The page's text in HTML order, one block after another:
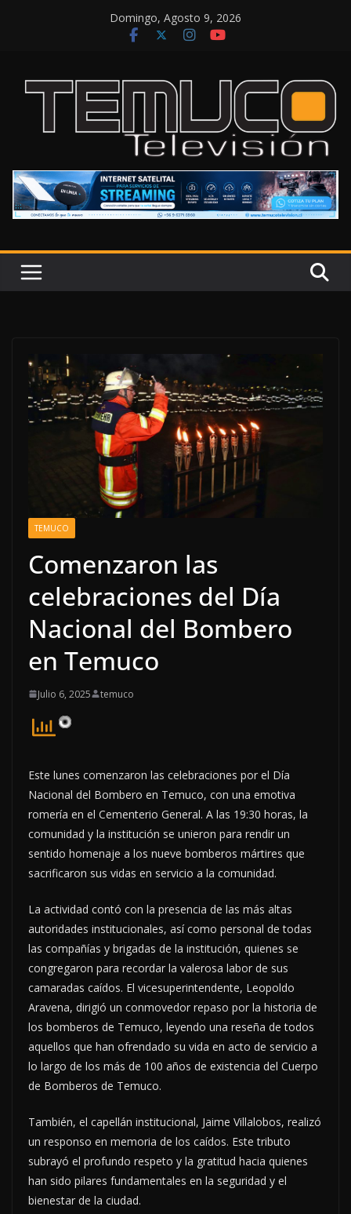
Domingo, Agosto 9, 2026
TEMUCO
Comenzaron las
celebraciones del Día
Nacional del Bombero
en Temuco
Julio 6, 2025 temuco
Este lunes comenzaron las celebraciones por el Día
Nacional del Bombero en Temuco, con una emotiva
romería en el Cementerio General. A las 19:30 horas, la
comunidad y la institución se unieron para rendir un
sentido homenaje a los nueve bomberos mártires que
sacrificaron sus vidas en servicio a la comunidad.
La actividad contó con la presencia de las más altas
autoridades institucionales, así como personal de todas
las compañías y brigadas de la institución, quienes se
congregaron para recordar la valerosa labor de sus
camaradas caídos. El vicesuperintendente, Leopoldo
Aravena, dirigió un conmovedor repaso por la historia de
los bomberos de Temuco, leyendo una reseña de todos
aquellos que han ofrendado su vida en acto de servicio a
lo largo de los más de 100 años de existencia del Cuerpo
de Bomberos de Temuco.
También, el capellán institucional, Jaime Villalobos, realizó
un responso en memoria de los caídos. Este tributo
subrayó el profundo respeto y la gratitud hacia quienes
han sido pilares fundamentales en la seguridad y el
bienestar de la ciudad.